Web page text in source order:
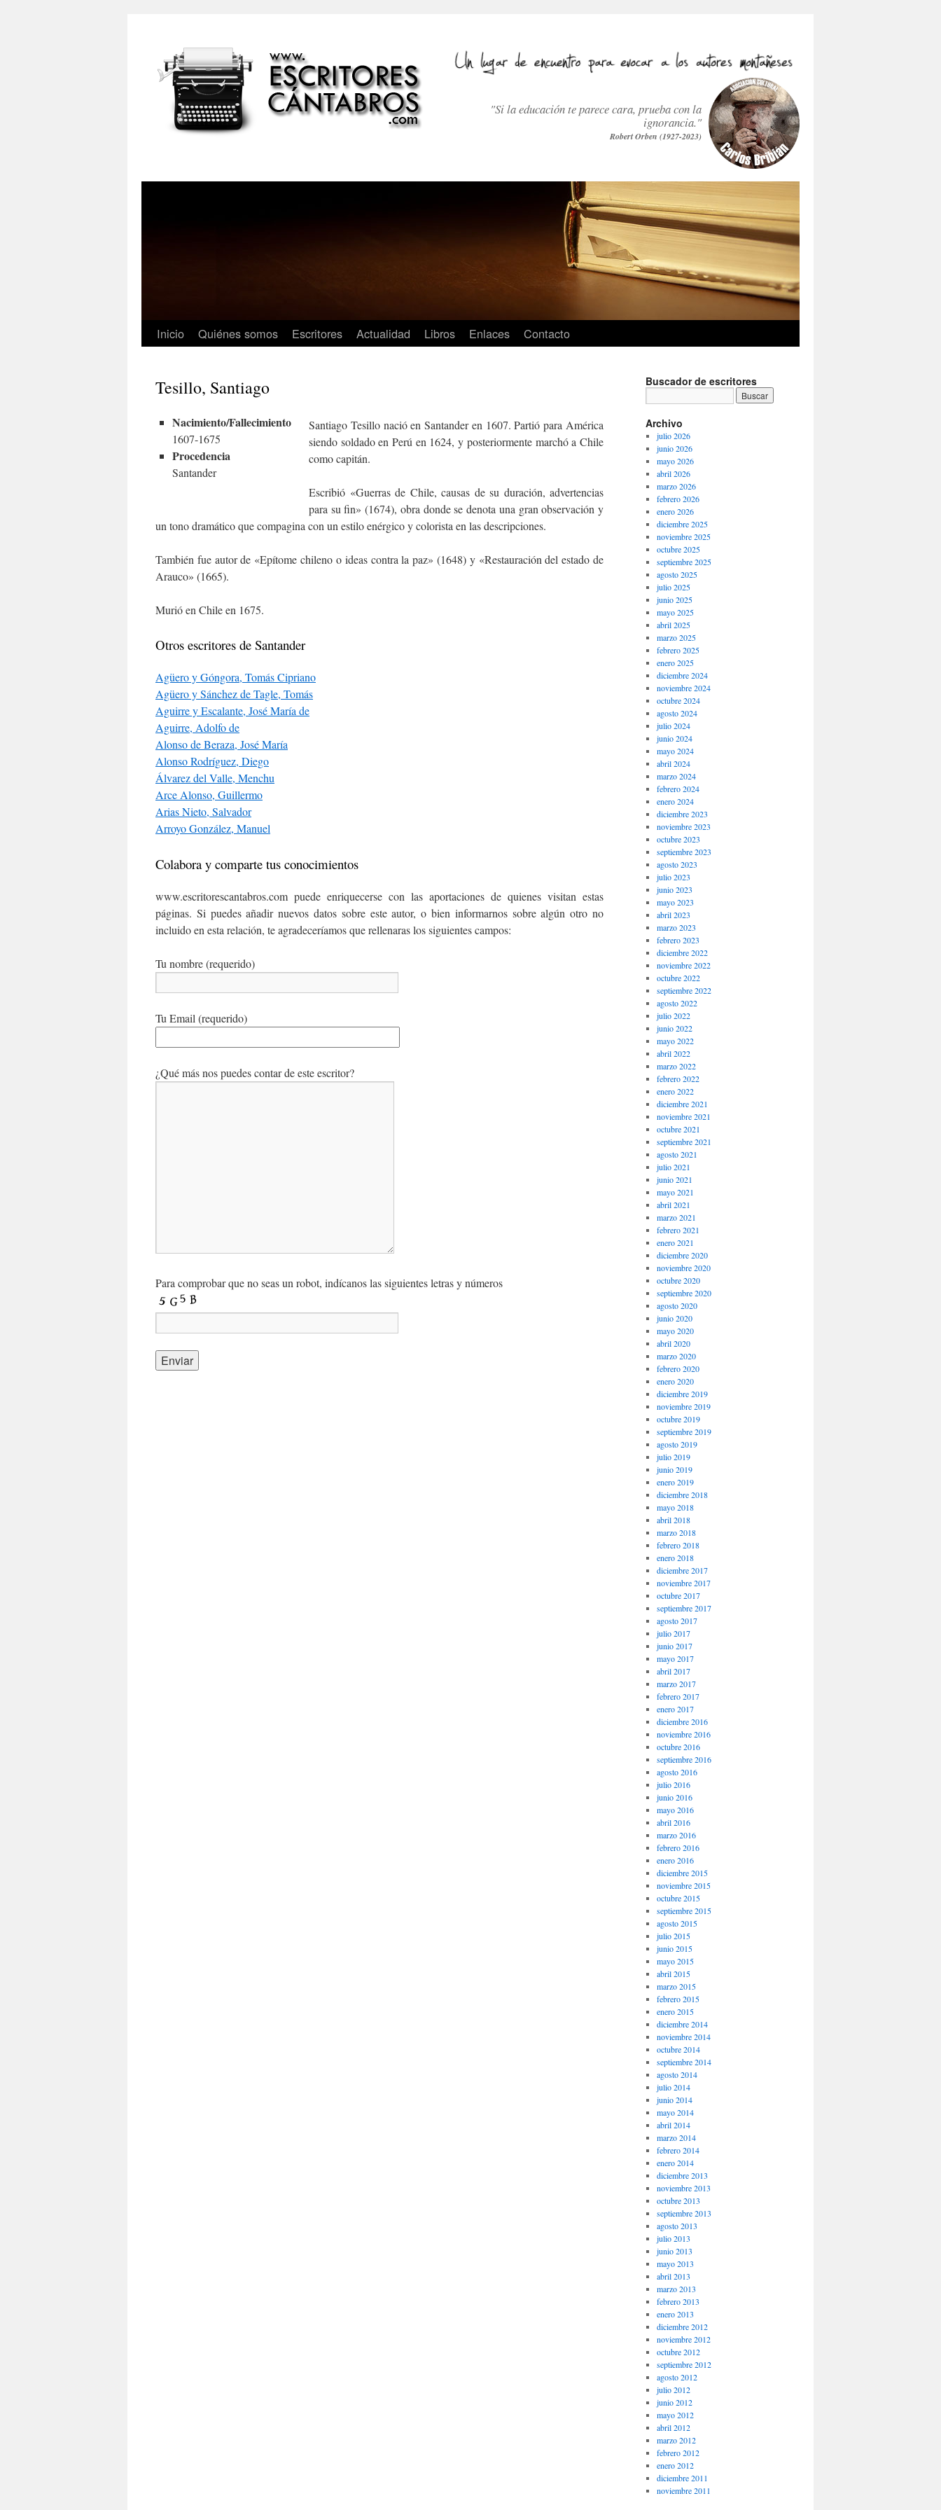
"Si la educación te parece cara, prueba con la
ignorancia."
Robert Orben (1927-2023)
Inicio Quiénes somos Escritores Actualidad Libros Enlaces Contacto
Tesillo, Santiago
Nacimiento/Fallecimiento
1607-1675
Procedencia
Santander
Santiago Tesillo nació en Santander en 1607. Partió para América
siendo soldado en Perú en 1624, y posteriormente marchó a Chile
como capitán.
Escribió «Guerras de Chile, causas de su duración, advertencias
para su fin» (1674), obra donde se denota una gran observación y
un tono dramático que compagina con un estilo enérgico y colorista en las descripciones.
También fue autor de «Epítome chileno o ideas contra la paz» (1648) y «Restauración del estado de
Arauco» (1665).
Murió en Chile en 1675.
Otros escritores de Santander
Agüero y Góngora, Tomás Cipriano
Agüero y Sánchez de Tagle, Tomás
Aguirre y Escalante, José María de
Aguirre, Adolfo de
Alonso de Beraza, José María
Alonso Rodríguez, Diego
Álvarez del Valle, Menchu
Arce Alonso, Guillermo
Arias Nieto, Salvador
Arroyo González, Manuel
Colabora y comparte tus conocimientos
www.escritorescantabros.com puede enriquecerse con las aportaciones de quienes visitan estas
páginas. Si puedes añadir nuevos datos sobre este autor, o bien informarnos sobre algún otro no
incluido en esta relación, te agradeceríamos que rellenaras los siguientes campos:
Tu nombre (requerido)
Tu Email (requerido)
¿Qué más nos puedes contar de este escritor?
Para comprobar que no seas un robot, indícanos las siguientes letras y números
Buscador de escritores
Archivo
julio 2026
junio 2026
mayo 2026
abril 2026
marzo 2026
febrero 2026
enero 2026
diciembre 2025
noviembre 2025
octubre 2025
septiembre 2025
agosto 2025
julio 2025
junio 2025
mayo 2025
abril 2025
marzo 2025
febrero 2025
enero 2025
diciembre 2024
noviembre 2024
octubre 2024
agosto 2024
julio 2024
junio 2024
mayo 2024
abril 2024
marzo 2024
febrero 2024
enero 2024
diciembre 2023
noviembre 2023
octubre 2023
septiembre 2023
agosto 2023
julio 2023
junio 2023
mayo 2023
abril 2023
marzo 2023
febrero 2023
diciembre 2022
noviembre 2022
octubre 2022
septiembre 2022
agosto 2022
julio 2022
junio 2022
mayo 2022
abril 2022
marzo 2022
febrero 2022
enero 2022
diciembre 2021
noviembre 2021
octubre 2021
septiembre 2021
agosto 2021
julio 2021
junio 2021
mayo 2021
abril 2021
marzo 2021
febrero 2021
enero 2021
diciembre 2020
noviembre 2020
octubre 2020
septiembre 2020
agosto 2020
junio 2020
mayo 2020
abril 2020
marzo 2020
febrero 2020
enero 2020
diciembre 2019
noviembre 2019
octubre 2019
septiembre 2019
agosto 2019
julio 2019
junio 2019
enero 2019
diciembre 2018
mayo 2018
abril 2018
marzo 2018
febrero 2018
enero 2018
diciembre 2017
noviembre 2017
octubre 2017
septiembre 2017
agosto 2017
julio 2017
junio 2017
mayo 2017
abril 2017
marzo 2017
febrero 2017
enero 2017
diciembre 2016
noviembre 2016
octubre 2016
septiembre 2016
agosto 2016
julio 2016
junio 2016
mayo 2016
abril 2016
marzo 2016
febrero 2016
enero 2016
diciembre 2015
noviembre 2015
octubre 2015
septiembre 2015
agosto 2015
julio 2015
junio 2015
mayo 2015
abril 2015
marzo 2015
febrero 2015
enero 2015
diciembre 2014
noviembre 2014
octubre 2014
septiembre 2014
agosto 2014
julio 2014
junio 2014
mayo 2014
abril 2014
marzo 2014
febrero 2014
enero 2014
diciembre 2013
noviembre 2013
octubre 2013
septiembre 2013
agosto 2013
julio 2013
junio 2013
mayo 2013
abril 2013
marzo 2013
febrero 2013
enero 2013
diciembre 2012
noviembre 2012
octubre 2012
septiembre 2012
agosto 2012
julio 2012
junio 2012
mayo 2012
abril 2012
marzo 2012
febrero 2012
enero 2012
diciembre 2011
noviembre 2011